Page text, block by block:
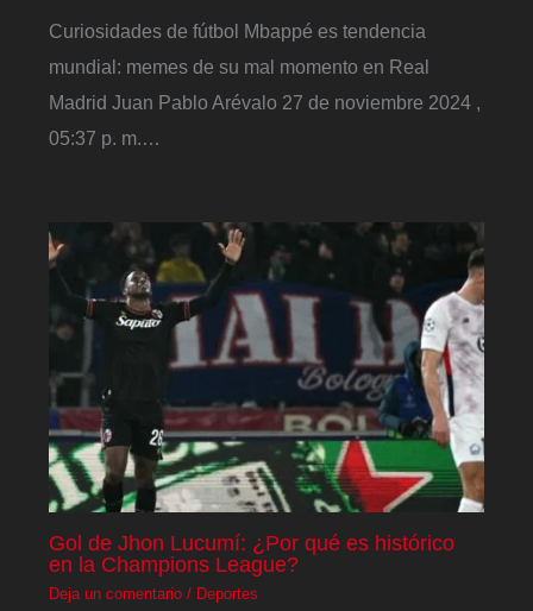
Curiosidades de fútbol Mbappé es tendencia
mundial: memes de su mal momento en Real
Madrid Juan Pablo Arévalo 27 de noviembre 2024 ,
05:37 p. m.…
Gol de Jhon Lucumí: ¿Por qué es histórico
en la Champions League?
Deja un comentario / Deportes